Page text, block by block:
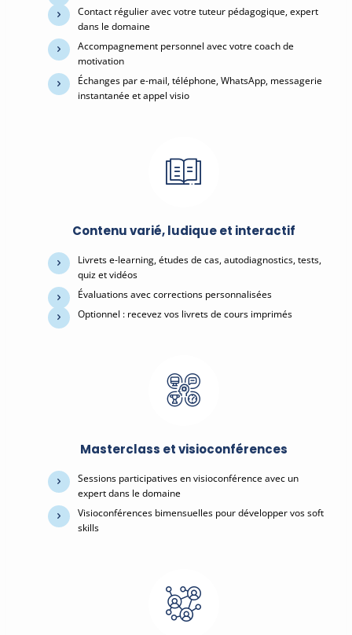
Contact régulier avec votre tuteur pédagogique, expert
dans le domaine
Accompagnement personnel avec votre coach de
motivation
Échanges par e-mail, téléphone, WhatsApp, messagerie
instantanée et appel visio
Contenu varié, ludique et interactif
Livrets e-learning, études de cas, autodiagnostics, tests,
quiz et vidéos
Évaluations avec corrections personnalisées
Optionnel : recevez vos livrets de cours imprimés
Masterclass et visioconférences
Sessions participatives en visioconférence avec un
expert dans le domaine
Visioconférences bimensuelles pour développer vos soft
skills